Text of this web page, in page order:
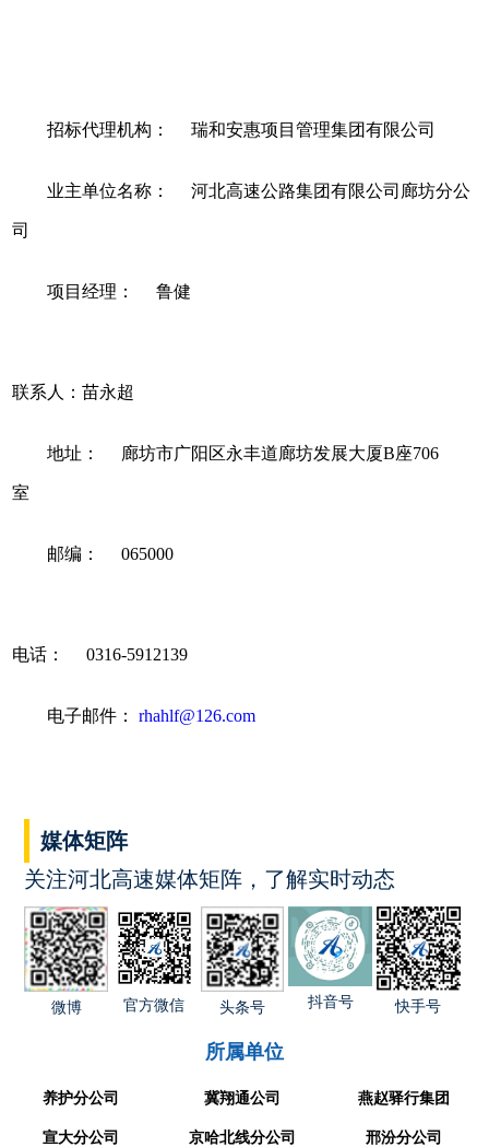
招标代理机构： 瑞和安惠项目管理集团有限公司
业主单位名称： 河北高速公路集团有限公司廊坊分公
司
项目经理： 鲁健
联系人：苗永超
地址： 廊坊市广阳区永丰道廊坊发展大厦B座706
室
邮编： 065000
电话： 0316-5912139
电子邮件： rhahlf@126.com
媒体矩阵
关注河北高速媒体矩阵，了解实时动态
微博 官方微信 头条号 抖音号 快手号
所属单位
养护分公司 冀翔通公司 燕赵驿行集团
宣大分公司 京哈北线分公司 邢汾分公司